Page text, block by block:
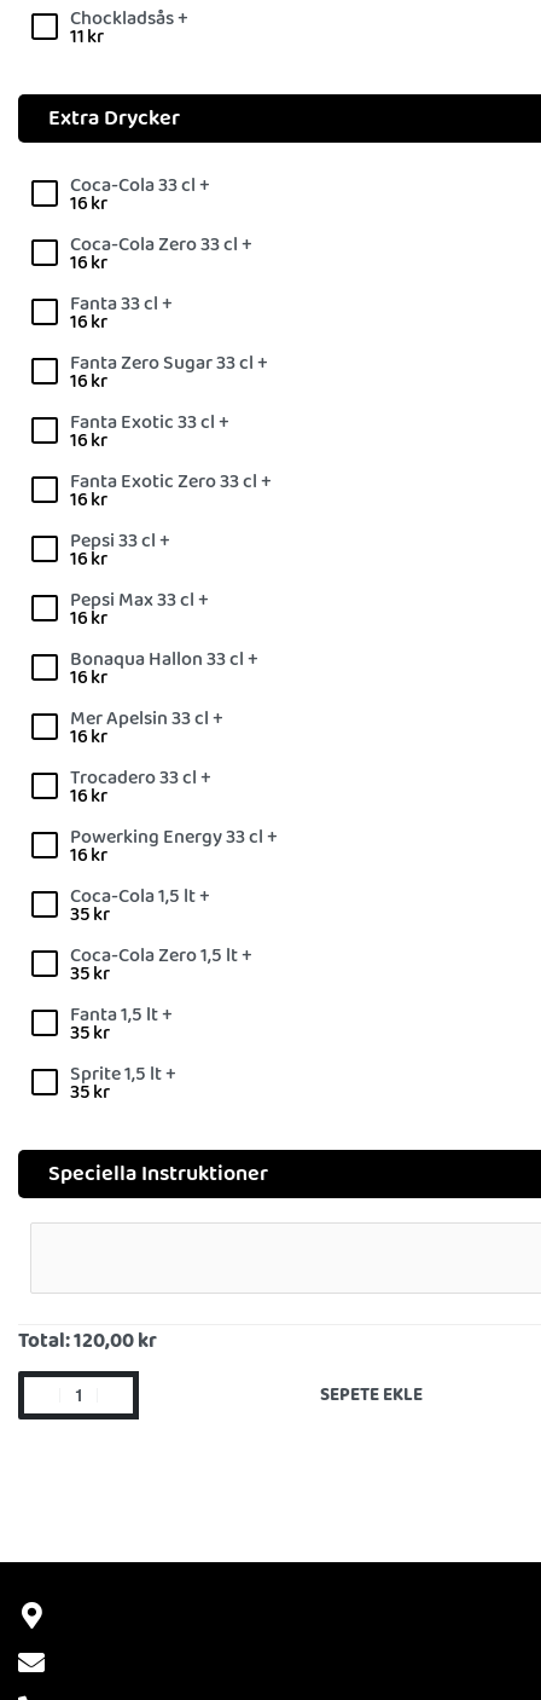
Chockladsås +
11kr
Extra Drycker
Coca-Cola 33 cl +
16kr
Coca-Cola Zero 33 cl +
16kr
Fanta 33 cl +
16kr
Fanta Zero Sugar 33 cl +
16kr
Fanta Exotic 33 cl +
16kr
Fanta Exotic Zero 33 cl +
16kr
Pepsi 33 cl +
16kr
Pepsi Max 33 cl +
16kr
Bonaqua Hallon 33 cl +
16kr
Mer Apelsin 33 cl +
16kr
Trocadero 33 cl +
16kr
Powerking Energy 33 cl +
16kr
Coca-Cola 1,5 lt +
35kr
Coca-Cola Zero 1,5 lt +
35kr
Fanta 1,5 lt +
35kr
Sprite 1,5 lt +
35kr
Speciella Instruktioner
Total:120,00 kr
SEPETE EKLE